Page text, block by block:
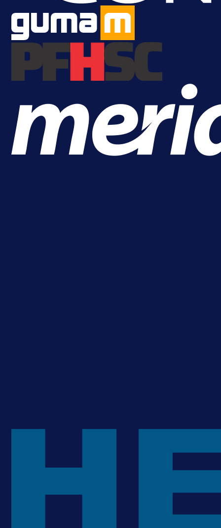
Brat Kerima Alajbegovića pozvan
reprezentaciju Njemačke!
1 dan 17 h
Više vijesti